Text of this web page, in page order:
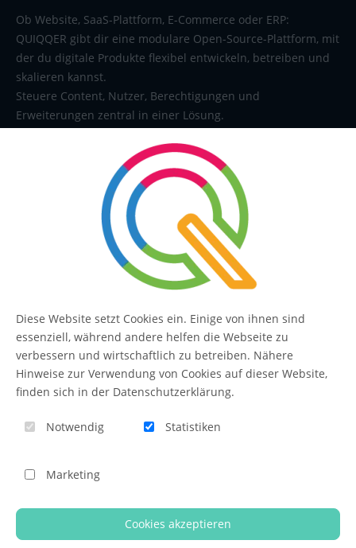
Ob Website, SaaS-Plattform, E-Commerce oder ERP:
QUIQQER gibt dir eine modulare Open-Source-Plattform, mit
der du digitale Produkte flexibel entwickeln, betreiben und
skalieren kannst.
Steuere Content, Nutzer, Berechtigungen und
Erweiterungen zentral in einer Lösung.
QUIQQER
Blog
Themen-Übersicht
QUIQQER unterstützen
Diese Website setzt Cookies ein. Einige von ihnen sind
essenziell, während andere helfen die Webseite zu
verbessern und wirtschaftlich zu betreiben. Nähere
Hinweise zur Verwendung von Cookies auf dieser Website,
finden sich in der Datenschutzerklärung.
Notwendig Statistiken
Marketing
Cookies akzeptieren